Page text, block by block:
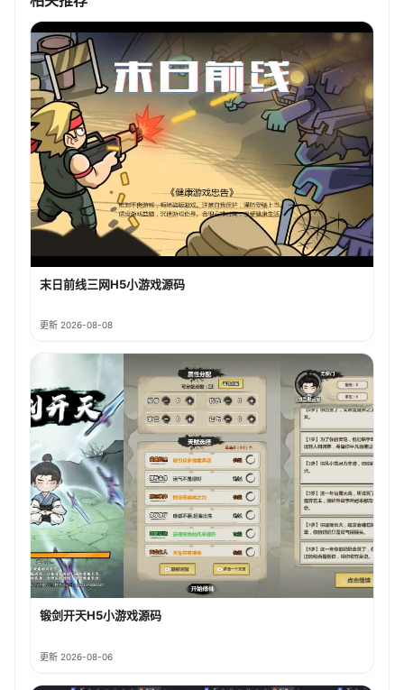
末日前线三网H5小游戏源码
更新 2026-08-08
锻剑开天H5小游戏源码
更新 2026-08-06